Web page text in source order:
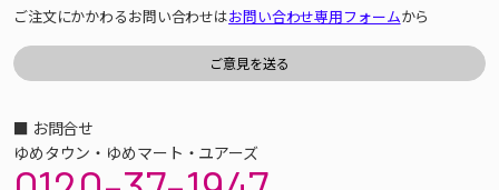
ご注文にかかわるお問い合わせはお問い合わせ専用フォームから
■ お問合せ
ゆめタウン・ゆめマート・ユアーズ